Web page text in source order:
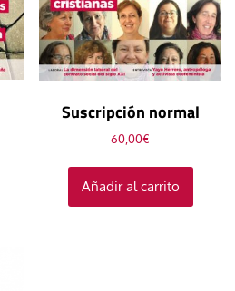
Suscripción normal
60,00€
Añadir al carrito